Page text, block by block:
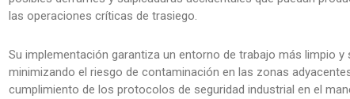
las operaciones críticas de trasiego.
Su implementación garantiza un entorno de trabajo más limpio y
minimizando el riesgo de contaminación en las zonas
cumplimiento de los protocolos de seguridad industrial en el